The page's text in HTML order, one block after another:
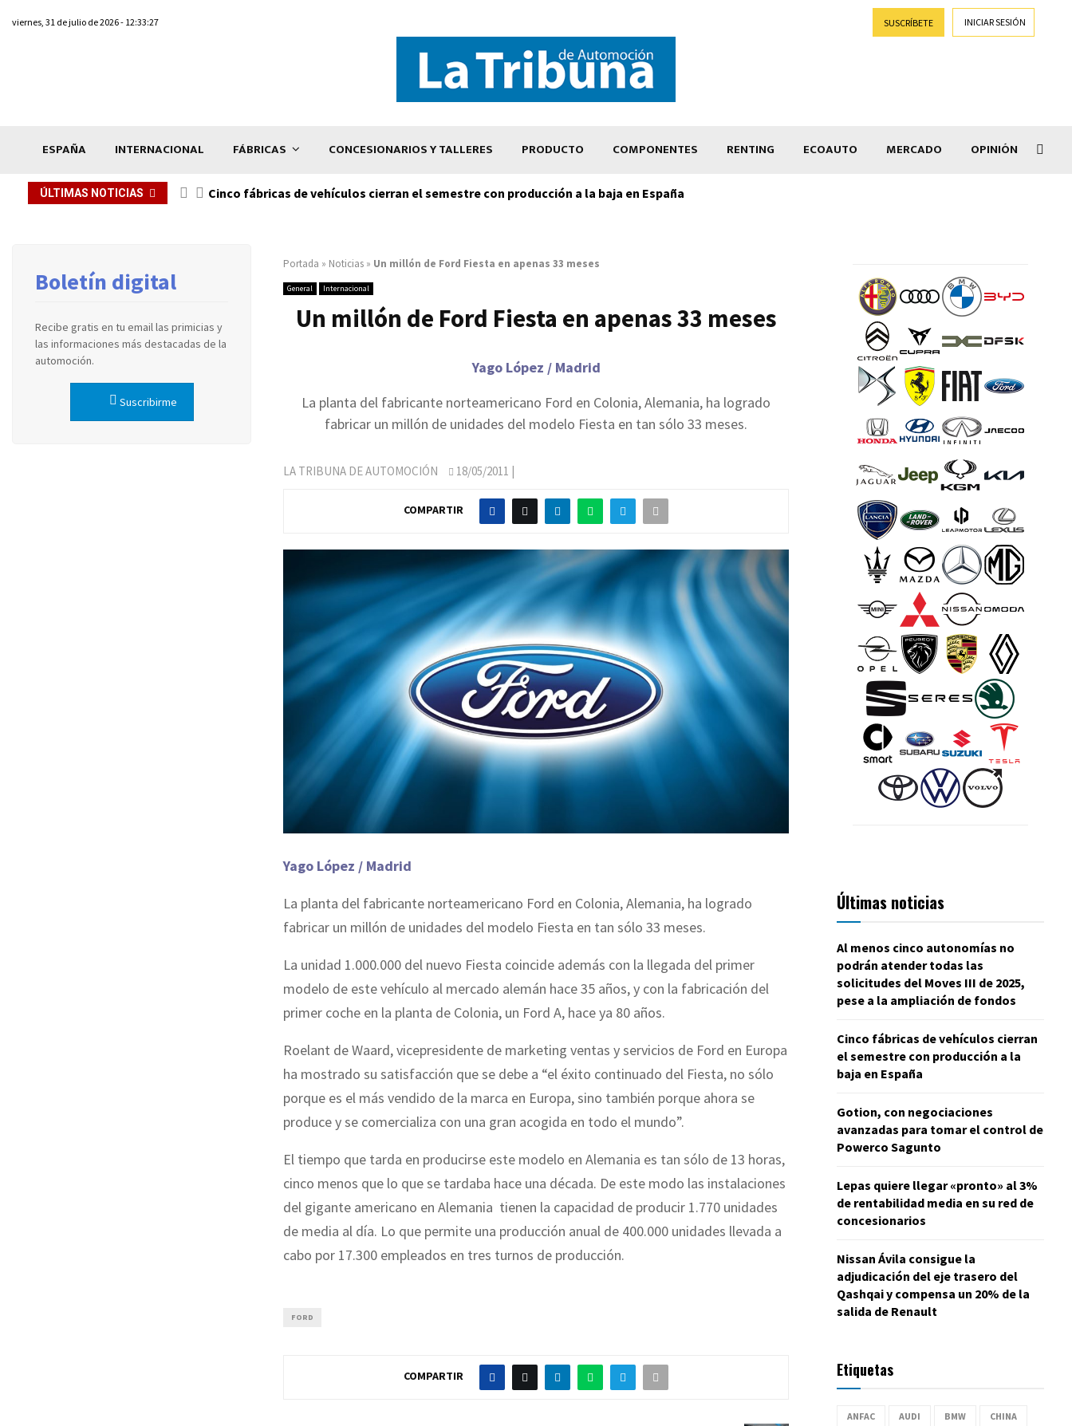
viernes, 31 de julio de 2026 - 12:33:27 SUSCRÍBETE INICIAR SESIÓN
ESPAÑA INTERNACIONAL FÁBRICAS CONCESIONARIOS Y TALLERES PRODUCTO COMPONENTES RENTING ECOAUTO MERCADO OPINIÓN
ÚLTIMAS NOTICIAS Cinco fábricas de vehículos cierran el semestre con producción a la baja en España
Portada » Noticias » Un millón de Ford Fiesta en apenas 33 meses
General Internacional
Un millón de Ford Fiesta en apenas 33 meses
Yago López / Madrid
La planta del fabricante norteamericano Ford en Colonia, Alemania, ha logrado
fabricar un millón de unidades del modelo Fiesta en tan sólo 33 meses.
LA TRIBUNA DE AUTOMOCIÓN 18/05/2011 |
COMPARTIR
Yago López / Madrid
La planta del fabricante norteamericano Ford en Colonia, Alemania, ha logrado
fabricar un millón de unidades del modelo Fiesta en tan sólo 33 meses.
La unidad 1.000.000 del nuevo Fiesta coincide además con la llegada del primer
modelo de este vehículo al mercado alemán hace 35 años, y con la fabricación del
primer coche en la planta de Colonia, un Ford A, hace ya 80 años.
Roelant de Waard, vicepresidente de marketing ventas y servicios de Ford en Europa
ha mostrado su satisfacción que se debe a “el éxito continuado del Fiesta, no sólo
porque es el más vendido de la marca en Europa, sino también porque ahora se
produce y se comercializa con una gran acogida en todo el mundo”.
El tiempo que tarda en producirse este modelo en Alemania es tan sólo de 13 horas,
cinco menos que lo que se tardaba hace una década. De este modo las instalaciones
del gigante americano en Alemania tienen la capacidad de producir 1.770 unidades
de media al día. Lo que permite una producción anual de 400.000 unidades llevada a
cabo por 17.300 empleados en tres turnos de producción.
FORD
COMPARTIR
Boletín digital
Recibe gratis en tu email las primicias y
las informaciones más destacadas de la
automoción.
Suscribirme
Últimas noticias
Al menos cinco autonomías no
podrán atender todas las
solicitudes del Moves III de 2025,
pese a la ampliación de fondos
Cinco fábricas de vehículos cierran
el semestre con producción a la
baja en España
Gotion, con negociaciones
avanzadas para tomar el control de
Powerco Sagunto
Lepas quiere llegar «pronto» al 3%
de rentabilidad media en su red de
concesionarios
Nissan Ávila consigue la
adjudicación del eje trasero del
Qashqai y compensa un 20% de la
salida de Renault
Etiquetas
ANFAC AUDI BMW CHINA